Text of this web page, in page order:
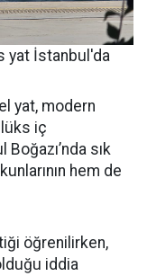
yat İstanbul'da
yat, modern
lüks iç
sık
hem de
öğrenilirken,
iddia